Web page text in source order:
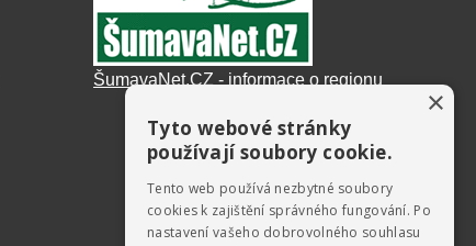
ŠumavaNet.CZ - informace o regionu
×
Tyto webové stránky
používají soubory cookie.
Tento web používá nezbytné soubory
cookies k zajištění správného fungování. Po
nastavení vašeho dobrovolného souhlasu